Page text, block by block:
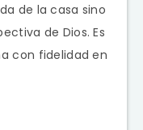
de la casa sino
de Dios. Es
con fidelidad en